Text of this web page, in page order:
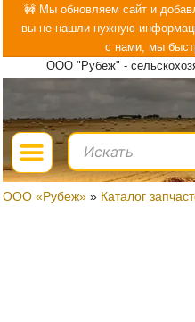
Перейти
содержимому
🚧 Мы обновляем сайт и
вы не нашли нужную
с нами, мы
ООО "Рубеж" -
Menu
ООО «Рубеж» » Каталог